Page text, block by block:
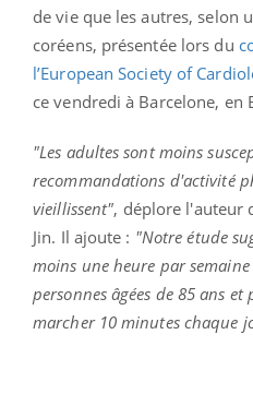
de vie que les autres, selon
coréens, présentée lors du
l’European Society of
ce vendredi à Barcelone, en
"Les adultes sont moins
recommandations d'activité
vieillissent", déplore l'auteur
Jin. Il ajoute : "Notre étude
moins une heure par
personnes âgées de 85 ans
marcher 10 minutes chaque